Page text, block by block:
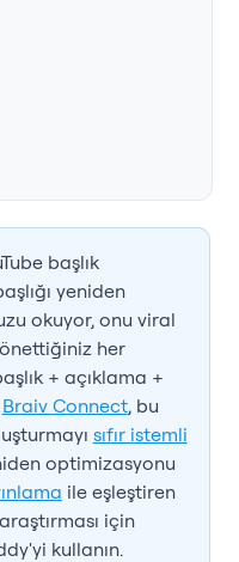
başlık
yeniden
okuyor, onu viral
her
+ açıklama +
Braiv Connect, bu
sıfır istemli
optimizasyonu
ile eşleştiren
için
kullanın.